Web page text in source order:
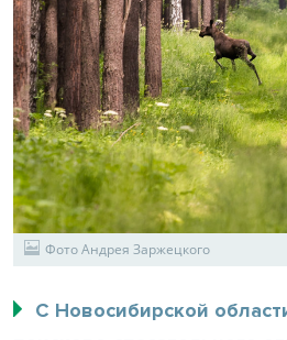
Фото Андрея Заржецкого
С Новосибирской